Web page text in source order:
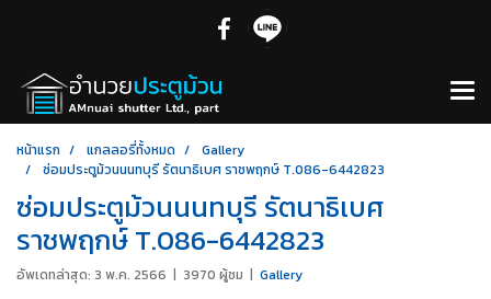
หน้าแรก แกลลอรี่ทั้งหมด
Gallery
ซ่อมประตูม้วนนนทบุรี รัตนาธิเบศ ราชพฤกษ์ T.086-6442823
ซ่อมประตูม้วนนนทบุรี รัตนาธิเบศ
ราชพฤกษ์ T.086-6442823
อัพเดทล่าสุด: 3 พ.ค. 2566 | 3970 ผู้ชม | Gallery